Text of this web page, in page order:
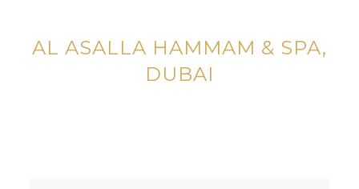
AL ASALLA HAMMAM & SPA,
DUBAI